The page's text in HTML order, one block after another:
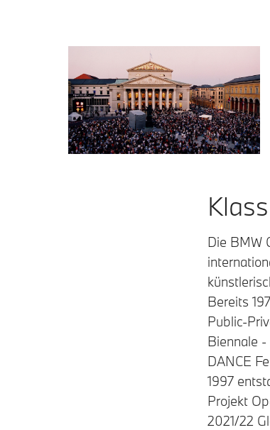
Die BMW
Bereits
Public-
Biennale
DANCE
1997
Projekt
2021/22